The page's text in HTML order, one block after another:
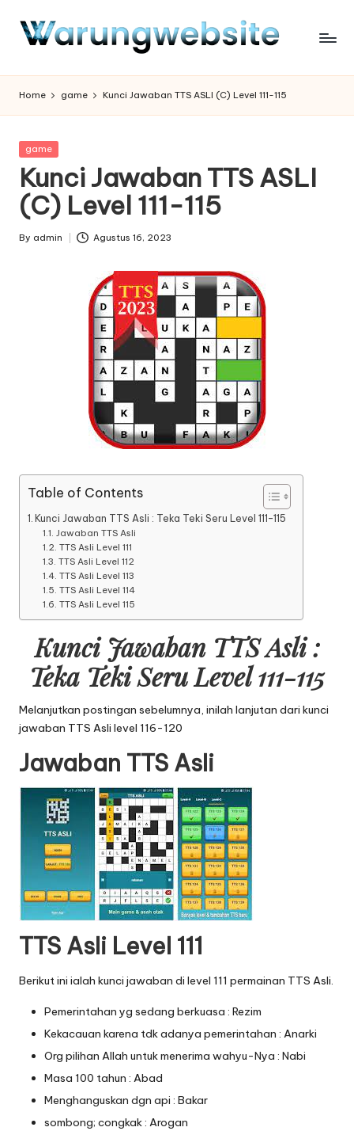
Home game Kunci Jawaban TTS ASLI (C) Level 111-115
Posted
game
Kunci Jawaban TTS ASLI
(C) Level 111-115
Posted
By admin Agustus 16, 2023
Table of Contents
Kunci Jawaban TTS Asli : Teka Teki Seru Level 111-115
Jawaban TTS Asli
TTS Asli Level 111
TTS Asli Level 112
TTS Asli Level 113
TTS Asli Level 114
TTS Asli Level 115
Kunci Jawaban TTS Asli :
Teka Teki Seru Level 111-115
Melanjutkan postingan sebelumnya, inilah lanjutan dari kunci
jawaban TTS Asli level 116-120
Jawaban TTS Asli
TTS Asli Level 111
Berikut ini ialah kunci jawaban di level 111 permainan TTS Asli.
Pemerintahan yg sedang berkuasa : Rezim
Kekacauan karena tdk adanya pemerintahan : Anarki
Org pilihan Allah untuk menerima wahyu-Nya : Nabi
Masa 100 tahun : Abad
Menghanguskan dgn api : Bakar
sombong; congkak : Arogan